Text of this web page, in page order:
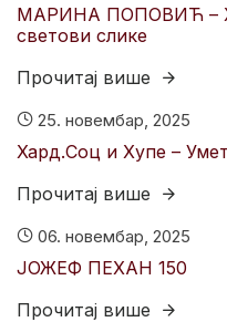
МАРИНА ПОПОВИЋ –
светови слике
Прочитај више
25. новембар, 2025
Хард.Соц и Хyпе –
Прочитај више
06. новембар, 2025
ЈОЖЕФ ПЕХАН 150
Прочитај више